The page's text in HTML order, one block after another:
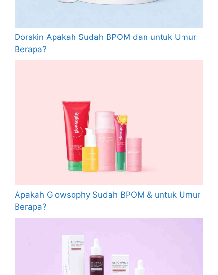
Dorskin Apakah Sudah BPOM dan untuk Umur
Berapa?
Apakah Glowsophy Sudah BPOM & untuk Umur
Berapa?